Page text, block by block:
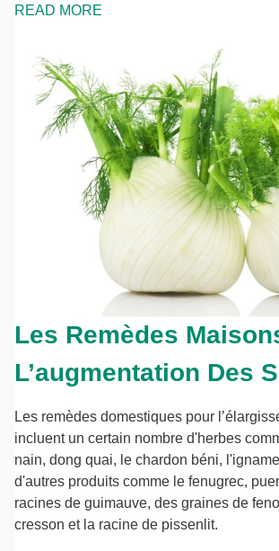
READ MORE
Les Remèdes
L’augmentation Des
Les remèdes domestiques pour
incluent un certain nombre d'herbes
nain, dong quai, le chardon béni,
d'autres produits comme le fenugrec,
racines de guimauve, des graines de
cresson et la racine de pissenlit.